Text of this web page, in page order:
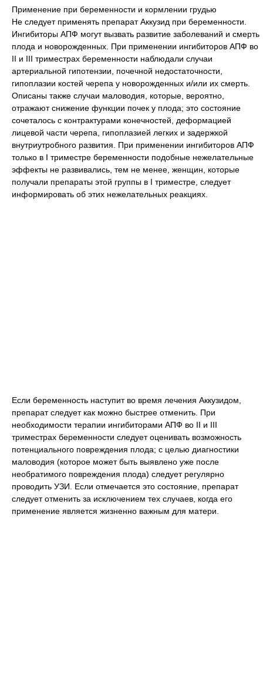
Применение при беременности и кормлении грудью
Не следует применять препарат Аккузид при беременности.
Ингибиторы АПФ могут вызвать развитие заболеваний и смерть
плода и новорожденных. При применении ингибиторов АПФ во
II и III триместрах беременности наблюдали случаи
артериальной гипотензии, почечной недостаточности,
гипоплазии костей черепа у новорожденных и/или их смерть.
Описаны также случаи маловодия, которые, вероятно,
отражают снижение функции почек у плода; это состояние
сочеталось с контрактурами конечностей, деформацией
лицевой части черепа, гипоплазией легких и задержкой
внутриутробного развития. При применении ингибиторов АПФ
только в I триместре беременности подобные нежелательные
эффекты не развивались, тем не менее, женщин, которые
получали препараты этой группы в I триместре, следует
информировать об этих нежелательных реакциях.
Если беременность наступит во время лечения Аккузидом,
препарат следует как можно быстрее отменить. При
необходимости терапии ингибиторами АПФ во II и III
триместрах беременности следует оценивать возможность
потенциального повреждения плода; с целью диагностики
маловодия (которое может быть выявлено уже после
необратимого повреждения плода) следует регулярно
проводить УЗИ. Если отмечается это состояние, препарат
следует отменить за исключением тех случаев, когда его
применение является жизненно важным для матери.